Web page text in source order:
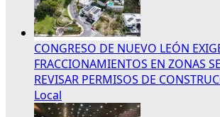
CONGRESO DE NUEVO LEÓN
FRACCIONAMIENTOS EN ZONAS
REVISAR PERMISOS DE
Local